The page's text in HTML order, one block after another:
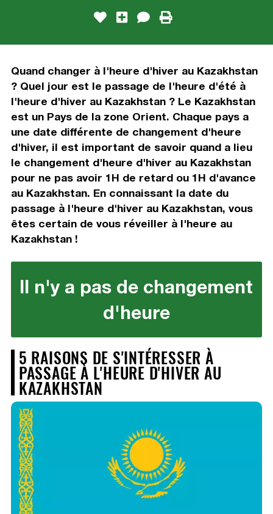
Quand changer à l'heure d'hiver au Kazakhstan
? Quel jour est le passage de l'heure d'été à
l'heure d'hiver au Kazakhstan ? Le Kazakhstan
est un Pays de la zone Orient. Chaque pays a
une date différente de changement d'heure
d'hiver, il est important de savoir quand a lieu
le changement d'heure d'hiver au Kazakhstan
pour ne pas avoir 1H de retard ou 1H d'avance
au Kazakhstan. En connaissant la date du
passage à l'heure d'hiver au Kazakhstan, vous
êtes certain de vous réveiller à l'heure au
Kazakhstan !
Il n'y a pas de changement
d'heure
5 RAISONS DE S'INTÉRESSER À
PASSAGE À L'HEURE D'HIVER AU
KAZAKHSTAN